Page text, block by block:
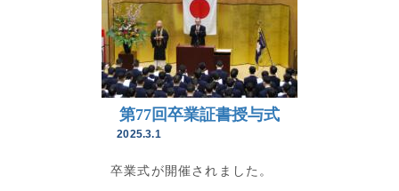
第77回卒業証書授与式
2025.3.1
卒業式が開催されました。